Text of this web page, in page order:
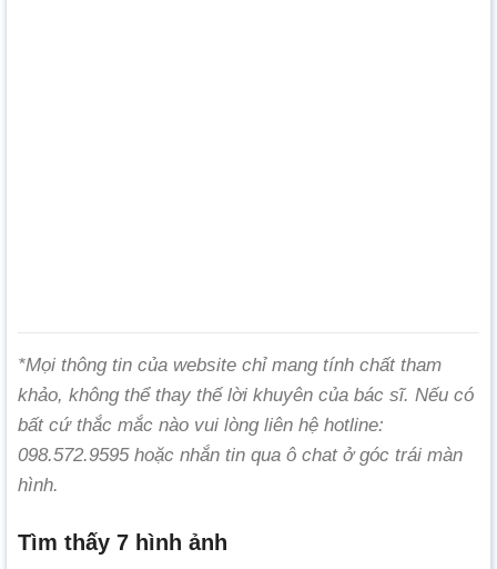
*Mọi thông tin của website chỉ mang tính chất tham
khảo, không thể thay thế lời khuyên của bác sĩ. Nếu có
bất cứ thắc mắc nào vui lòng liên hệ hotline:
098.572.9595 hoặc nhắn tin qua ô chat ở góc trái màn
hình.
Tìm thấy 7 hình ảnh